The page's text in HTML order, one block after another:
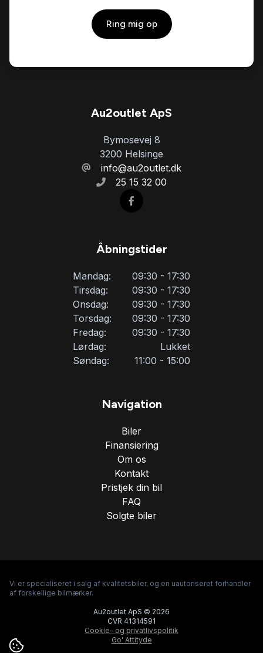
Ring mig op
Au2outlet ApS
Bymosevej 8
3200 Helsinge
info@au2outlet.dk
25 15 32 00
Åbningstider
Mandag:
09:30 - 17:30
Tirsdag:
09:30 - 17:30
Onsdag:
09:30 - 17:30
Torsdag:
09:30 - 17:30
Fredag:
09:30 - 17:30
Lørdag:
Lukket
Søndag:
11:00 - 15:00
Navigation
Biler
Finansiering
Om os
Kontakt
Pristjek din bil
FAQ
Solgte biler
Vi er specialiseret i salg af kvalitetsbiler, og en uautoriseret forhandler
af forskellige bilmærker.
Au2outlet ApS © 2026
CVR 41314591
Cookie- og privatlivspolitik
Go' Attityde